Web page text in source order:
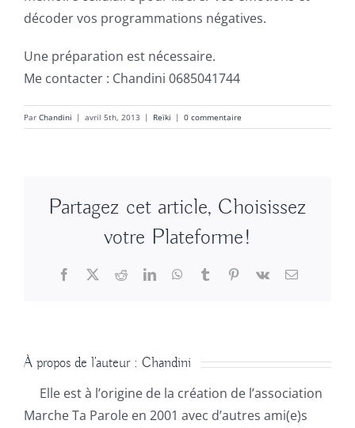
décoder vos programmations négatives.
Une préparation est nécessaire.
Me contacter : Chandini 0685041744
Par Chandini | avril 5th, 2013 | Reïki | 0 commentaire
Partagez cet article, Choisissez
votre Plateforme!
Facebook
X RedditLinkedInWhatsApp
TumblrPinterest
Vk Email
À propos de l'auteur : Chandini
Elle est à l’origine de la création de l’association
Marche Ta Parole en 2001 avec d’autres ami(e)s